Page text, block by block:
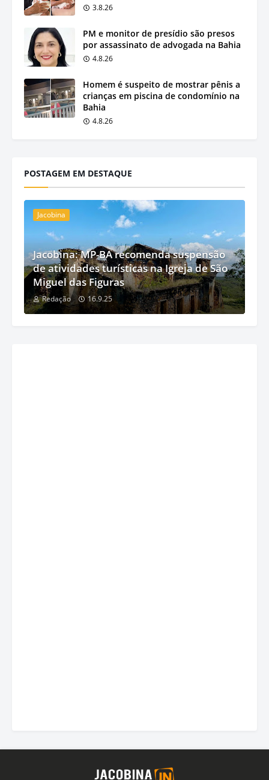
3.8.26
PM e monitor de presídio são presos
por assassinato de advogada na Bahia
4.8.26
Homem é suspeito de mostrar pênis a
crianças em piscina de condomínio na
Bahia
4.8.26
POSTAGEM EM DESTAQUE
Jacobina
Jacobina: MP-BA recomenda suspensão
de atividades turísticas na Igreja de São
Miguel das Figuras
Redação 16.9.25